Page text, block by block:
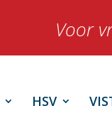
Voor
HSV